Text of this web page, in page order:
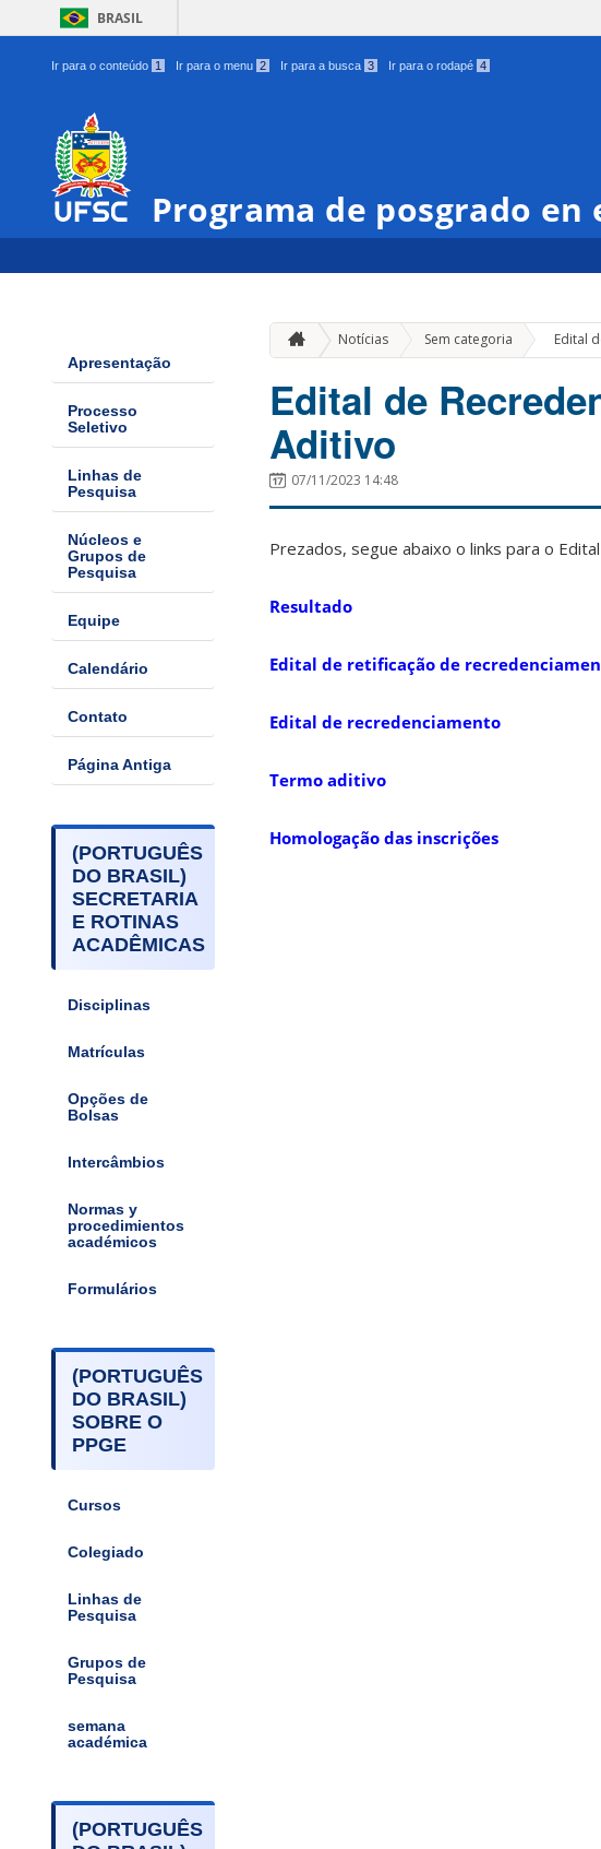
BRASIL
Ir para o conteúdo 1 Ir para o menu 2 Ir para a busca 3 Ir para o rodapé 4
Programa de posgrado en
Apresentação
Processo
Seletivo
Linhas de
Pesquisa
Núcleos e
Grupos de
Pesquisa
Equipe
Calendário
Contato
Página Antiga
(PORTUGUÊS
DO BRASIL)
SECRETARIA
E ROTINAS
ACADÊMICAS
Disciplinas
Matrículas
Opções de
Bolsas
Intercâmbios
Normas y
procedimientos
académicos
Formulários
(PORTUGUÊS
DO BRASIL)
SOBRE O
PPGE
Cursos
Colegiado
Linhas de
Pesquisa
Grupos de
Pesquisa
semana
académica
(PORTUGUÊS
Notícias Sem categoria » Edital
Edital de
Aditivo
07/11/2023 14:48
Prezados, segue abaixo o links para o
Resultado
Edital de retificação de
Edital de recredenciamento
Termo aditivo
Homologação das inscrições